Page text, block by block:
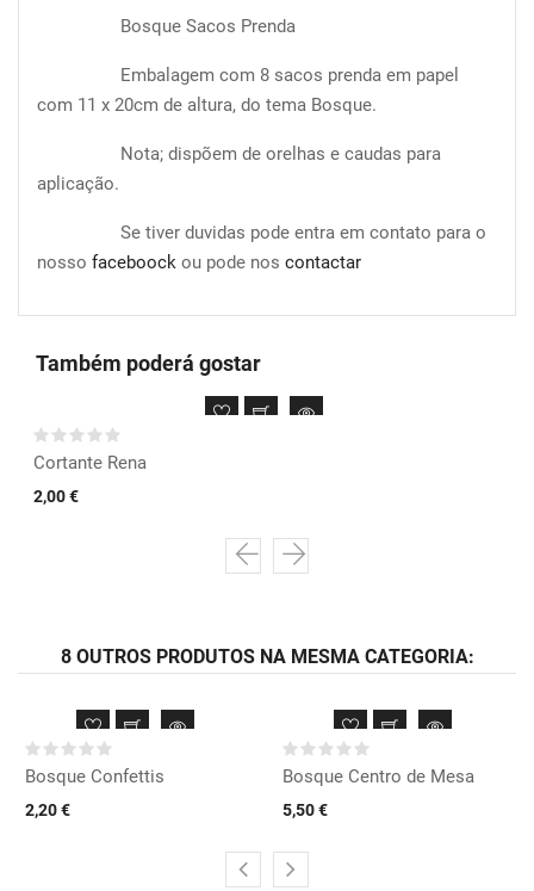
Bosque Sacos Prenda
Embalagem com 8 sacos prenda em papel
com 11 x 20cm de altura, do tema Bosque.
Nota; dispõem de orelhas e caudas para
aplicação.
Se tiver duvidas pode entra em contato para o
nosso faceboock ou pode nos contactar
Também poderá gostar
Cortante Rena
2,00 €
8 OUTROS PRODUTOS NA MESMA CATEGORIA:
Bosque Confettis
2,20 €
Bosque Centro de Mesa
5,50 €